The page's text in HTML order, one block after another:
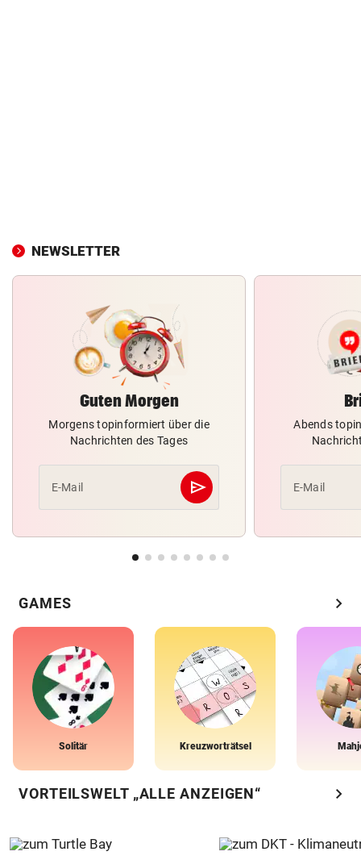
NEWSLETTER
Guten Morgen
Morgens topinformiert über die
Nachrichten des Tages
E-Mail send
Abschicken
Abends
E-Mail
GAMES chevron_right
Solitär Kreuzworträtsel
VORTEILSWELT „ALLE ANZEIGEN“ chevron_right